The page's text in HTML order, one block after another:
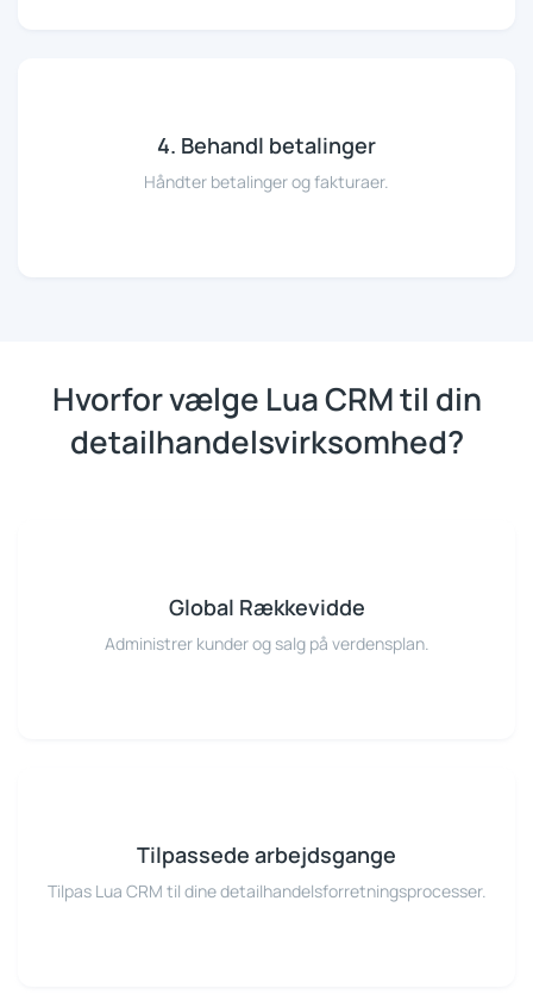
4. Behandl betalinger
Håndter betalinger og fakturaer.
Hvorfor vælge Lua CRM til din
detailhandelsvirksomhed?
Global Rækkevidde
Administrer kunder og salg på verdensplan.
Tilpassede arbejdsgange
Tilpas Lua CRM til dine detailhandelsforretningsprocesser.